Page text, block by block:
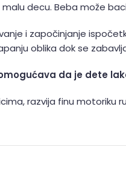
decu. Beba može
i započinjanje
oblika dok se
da je dete
razvija finu motoriku